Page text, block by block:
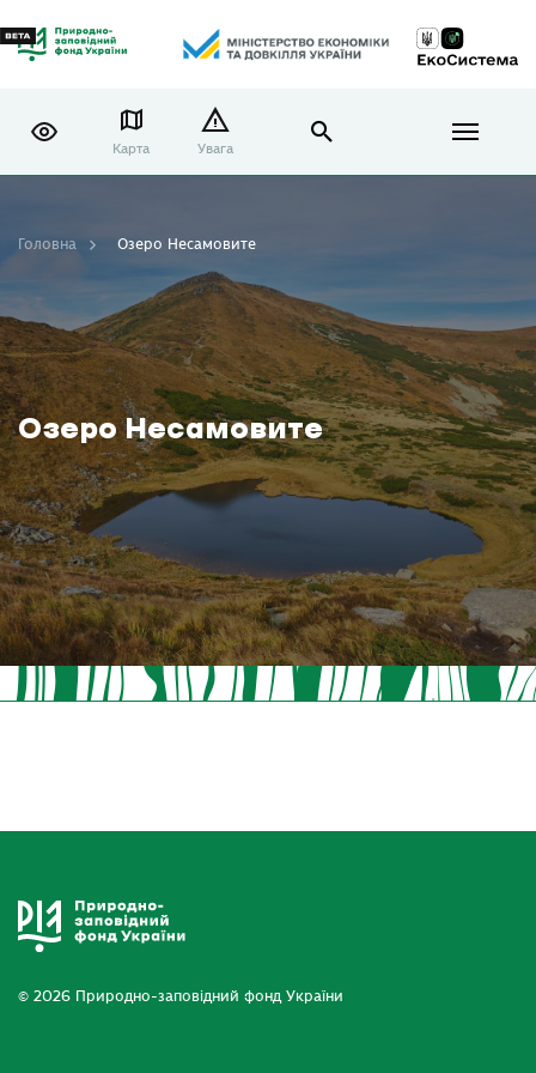
Карта Увага
Озеро Несамовите
Головна Озеро Несамовите
© 2026 Природно-заповідний фонд України